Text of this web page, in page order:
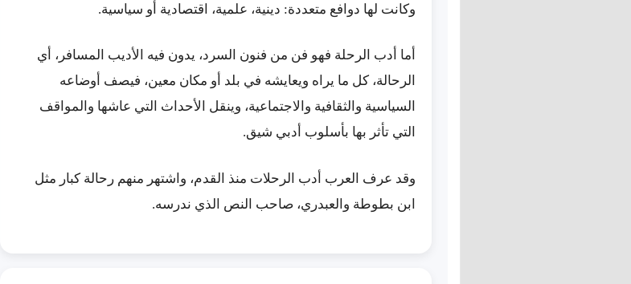
وكانت لها دوافع متعددة: دينية، علمية، اقتصادية أو سياسية.
أما أدب الرحلة فهو فن من فنون السرد، يدون فيه الأديب المسافر، أي
الرحالة، كل ما يراه ويعايشه في بلد أو مكان معين، فيصف أوضاعه
السياسية والثقافية والاجتماعية، وينقل الأحداث التي عاشها والمواقف
التي تأثر بها بأسلوب أدبي شيق.
وقد عرف العرب أدب الرحلات منذ القدم، واشتهر منهم رحالة كبار مثل
ابن بطوطة والعبدري، صاحب النص الذي ندرسه.